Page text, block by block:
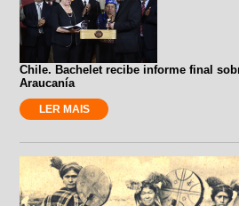
Chile. Bachelet recibe informe final
Araucanía
LER MAIS